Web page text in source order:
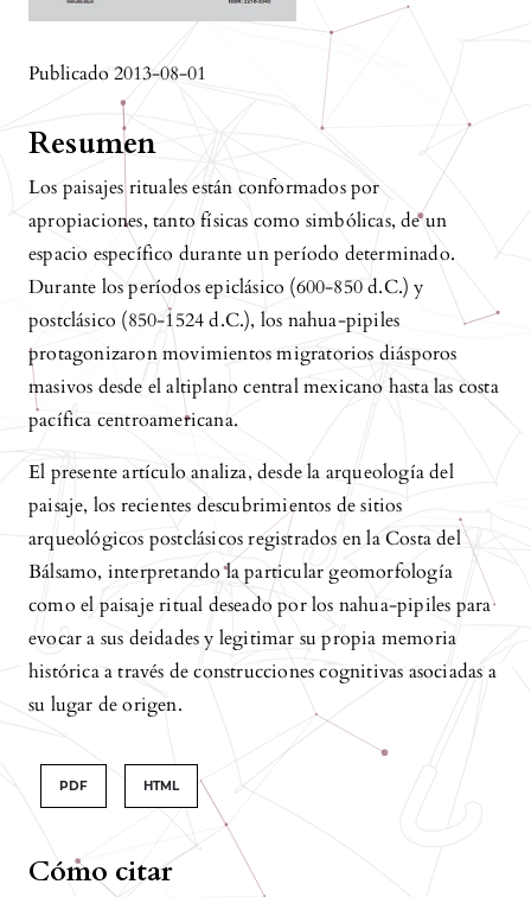
Publicado 2013-08-01
Cómo citar
Resumen
Los paisajes rituales están conformados por
apropiaciones, tanto físicas como simbólicas, de un
espacio específico durante un período determinado.
Durante los períodos epiclásico (600-850 d.C.) y
postclásico (850-1524 d.C.), los nahua-pipiles
protagonizaron movimientos migratorios diásporos
masivos desde el altiplano central mexicano hasta las costa
pacífica centroamericana.
El presente artículo analiza, desde la arqueología del
paisaje, los recientes descubrimientos de sitios
arqueológicos postclásicos registrados en la Costa del
Bálsamo, interpretando la particular geomorfología
como el paisaje ritual deseado por los nahua-pipiles para
evocar a sus deidades y legitimar su propia memoria
histórica a través de construcciones cognitivas asociadas a
su lugar de origen.
PDF HTML